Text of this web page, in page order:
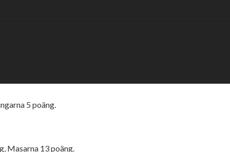
och klockan 19.00. På lördagen är det B-final med start
samt fyran kommer att köra B-final under lördagen.
5 poäng.
Masarna 13 poäng.